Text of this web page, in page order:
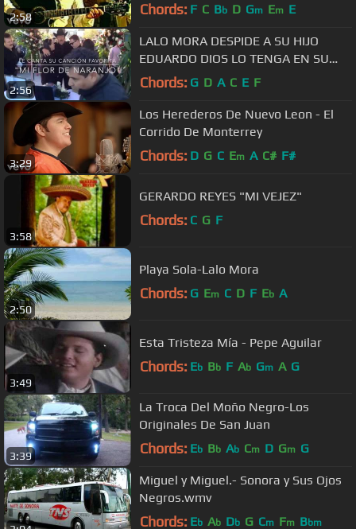
2:58 Chords: F C Bb D Gm Em E
2:56
LALO MORA DESPIDE A SU HIJO
EDUARDO DIOS LO TENGA EN SU
SANTA GLORIA''
Chords: G D A C E F
3:29
Los Herederos De Nuevo Leon - El
Corrido De Monterrey
Chords: D G C Em A C# F#
3:58
GERARDO REYES "MI VEJEZ"
Chords: C G F
2:50
Playa Sola-Lalo Mora
Chords: G Em C D F Eb A
3:49
Esta Tristeza Mía - Pepe Aguilar
Chords: Eb Bb F Ab Gm A G
3:39
La Troca Del Moño Negro-Los
Originales De San Juan
Chords: Eb Bb Ab Cm D Gm G
Miguel y Miguel.- Sonora y Sus Ojos
Negros.wmv
Chords: Eb Ab Db G Cm Fm Bbm